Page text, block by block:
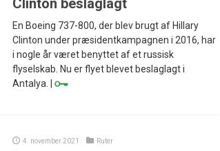
Clinton beslaglagt
En Boeing 737-800, der blev brugt af Hillary
Clinton under præsidentkampagnen i 2016, har
i nogle år været benyttet af et russisk
flyselskab. Nu er flyet blevet beslaglagt i
Antalya. |
4. november 2021 Ruter